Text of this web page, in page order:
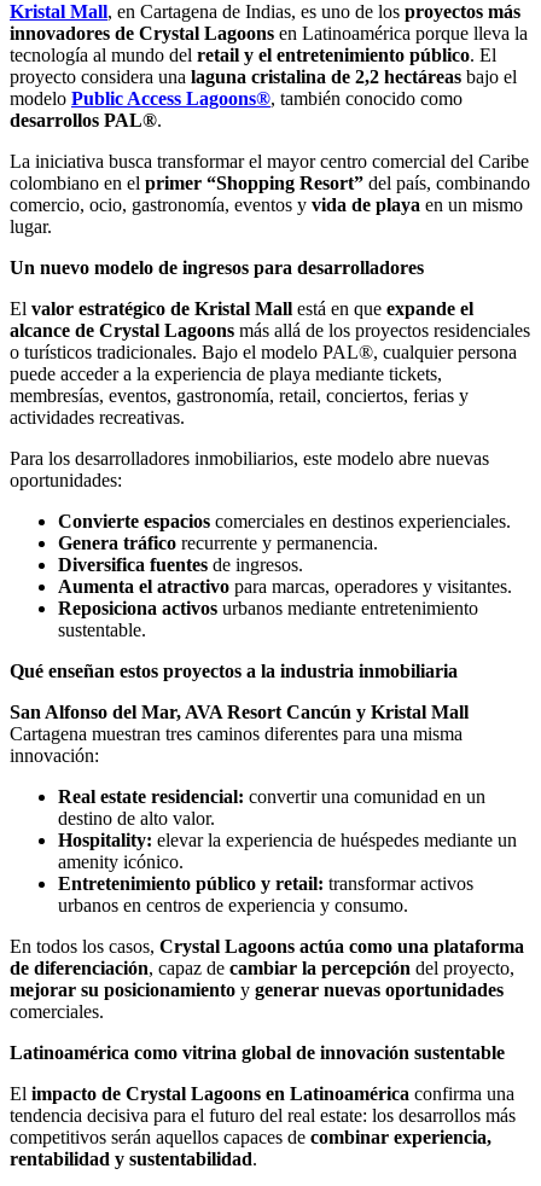
Kristal Mall, en Cartagena de Indias, es uno de los proyectos más
innovadores de Crystal Lagoons en Latinoamérica porque lleva la
tecnología al mundo del retail y el entretenimiento público. El
proyecto considera una laguna cristalina de 2,2 hectáreas bajo el
modelo Public Access Lagoons®, también conocido como
desarrollos PAL®.
La iniciativa busca transformar el mayor centro comercial del Caribe
colombiano en el primer “Shopping Resort” del país, combinando
comercio, ocio, gastronomía, eventos y vida de playa en un mismo
lugar.
Un nuevo modelo de ingresos para desarrolladores
El valor estratégico de Kristal Mall está en que expande el
alcance de Crystal Lagoons más allá de los proyectos residenciales
o turísticos tradicionales. Bajo el modelo PAL®, cualquier persona
puede acceder a la experiencia de playa mediante tickets,
membresías, eventos, gastronomía, retail, conciertos, ferias y
actividades recreativas.
Para los desarrolladores inmobiliarios, este modelo abre nuevas
oportunidades:
Convierte espacios comerciales en destinos experienciales.
Genera tráfico recurrente y permanencia.
Diversifica fuentes de ingresos.
Aumenta el atractivo para marcas, operadores y visitantes.
Reposiciona activos urbanos mediante entretenimiento
sustentable.
Qué enseñan estos proyectos a la industria inmobiliaria
San Alfonso del Mar, AVA Resort Cancún y Kristal Mall
Cartagena muestran tres caminos diferentes para una misma
innovación:
Real estate residencial: convertir una comunidad en un
destino de alto valor.
Hospitality: elevar la experiencia de huéspedes mediante un
amenity icónico.
Entretenimiento público y retail: transformar activos
urbanos en centros de experiencia y consumo.
En todos los casos, Crystal Lagoons actúa como una plataforma
de diferenciación, capaz de cambiar la percepción del proyecto,
mejorar su posicionamiento y generar nuevas oportunidades
comerciales.
Latinoamérica como vitrina global de innovación sustentable
El impacto de Crystal Lagoons en Latinoamérica confirma una
tendencia decisiva para el futuro del real estate: los desarrollos más
competitivos serán aquellos capaces de combinar experiencia,
rentabilidad y sustentabilidad.